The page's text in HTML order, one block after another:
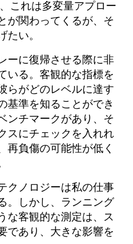
これは多変量アプロー
が関わってくるが、そ
たい。
ーに復帰させる際に非
いる。客観的な指標を
らがどのレベルに達す
基準を知ることができ
ンチマークがあり、そ
スにチェックを入れれ
再負傷の可能性が低く
クノロジーは私の仕事
。しかし、ランニング
な客観的な測定は、ス
であり、大きな影響を